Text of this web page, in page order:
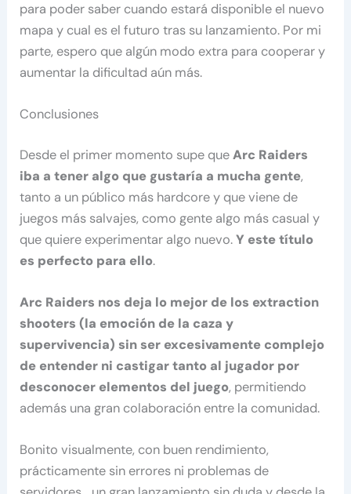
para poder saber cuando estará disponible el nuevo
mapa y cual es el futuro tras su lanzamiento. Por mi
parte, espero que algún modo extra para cooperar y
aumentar la dificultad aún más.
Conclusiones
Desde el primer momento supe queArc Raiders
iba a tener algo que gustaría a mucha gente,
tanto a un público más hardcore y que viene de
juegos más salvajes, como gente algo más casual y
que quiere experimentar algo nuevo.Y este título
es perfecto para ello.
Arc Raiders nos deja lo mejor de los extraction
shooters (la emoción de la caza y
supervivencia) sin ser excesivamente complejo
de entender ni castigar tanto al jugador por
desconocer elementos del juego, permitiendo
además una gran colaboración entre la comunidad.
Bonito visualmente, con buen rendimiento,
prácticamente sin errores ni problemas de